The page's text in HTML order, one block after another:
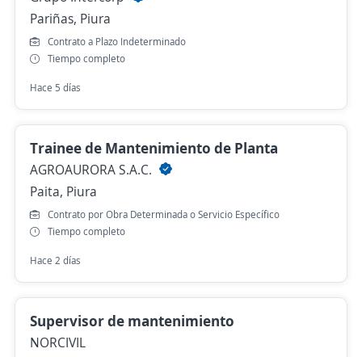
Pariñas, Piura
Contrato a Plazo Indeterminado
Tiempo completo
Hace 5 días
Trainee de Mantenimiento de Planta
AGROAURORA S.A.C.
Paita, Piura
Contrato por Obra Determinada o Servicio Específico
Tiempo completo
Hace 2 días
Supervisor de mantenimiento
NORCIVIL